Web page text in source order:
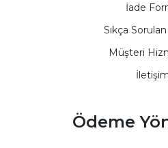
İade
Sıkça
Müşteri
Ödeme